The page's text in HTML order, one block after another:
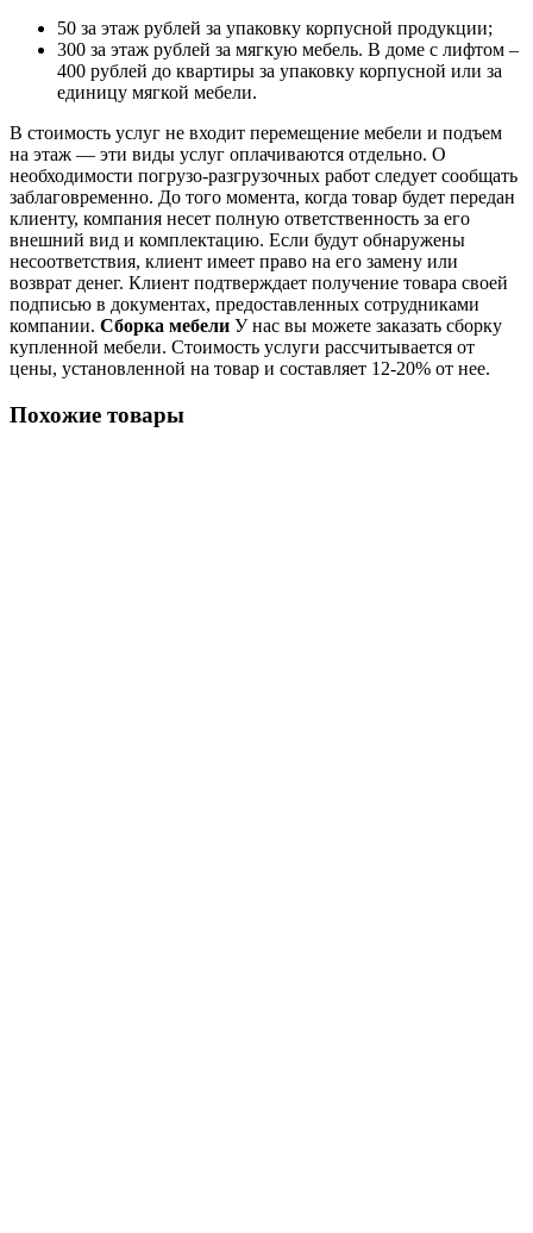
50 за этаж рублей за упаковку корпусной продукции;
300 за этаж рублей за мягкую мебель. В доме с лифтом –
400 рублей до квартиры за упаковку корпусной или за
единицу мягкой мебели.
В стоимость услуг не входит перемещение мебели и подъем
на этаж — эти виды услуг оплачиваются отдельно. О
необходимости погрузо-разгрузочных работ следует сообщать
заблаговременно. До того момента, когда товар будет передан
клиенту, компания несет полную ответственность за его
внешний вид и комплектацию. Если будут обнаружены
несоответствия, клиент имеет право на его замену или
возврат денег. Клиент подтверждает получение товара своей
подписью в документах, предоставленных сотрудниками
компании. Сборка мебели У нас вы можете заказать сборку
купленной мебели. Стоимость услуги рассчитывается от
цены, установленной на товар и составляет 12-20% от нее.
Похожие товары